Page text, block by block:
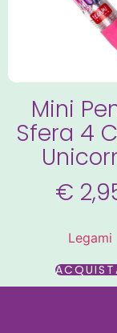
Mini
Sfera 4
€
Legami